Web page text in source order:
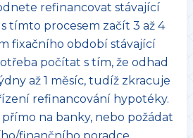
refinancovat stávající
tímto procesem začít 3 až 4
fixačního období stávající
počítat s tím, že odhad
až 1 měsíc, tudíž zkracuje
refinancování hypotéky.
na banky, nebo požádat